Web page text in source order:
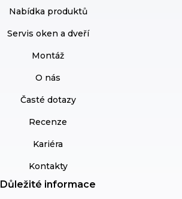
Nabídka produktů
Servis oken a dveří
Montáž
O nás
Časté dotazy
Recenze
Kariéra
Kontakty
Důležité informace